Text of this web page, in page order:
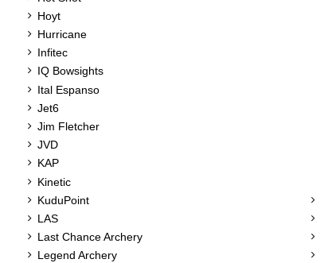
Hoyt
Hurricane
Infitec
IQ Bowsights
Ital Espanso
Jet6
Jim Fletcher
JVD
KAP
Kinetic
KuduPoint
LAS
Last Chance Archery
Legend Archery